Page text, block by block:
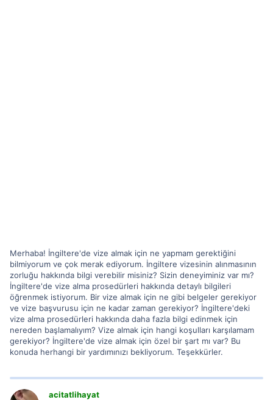
Merhaba! İngiltere'de vize almak için ne yapmam gerektiğini
bilmiyorum ve çok merak ediyorum. İngiltere vizesinin alınmasının
zorluğu hakkında bilgi verebilir misiniz? Sizin deneyiminiz var mı?
İngiltere'de vize alma prosedürleri hakkında detaylı bilgileri
öğrenmek istiyorum. Bir vize almak için ne gibi belgeler gerekiyor
ve vize başvurusu için ne kadar zaman gerekiyor? İngiltere'deki
vize alma prosedürleri hakkında daha fazla bilgi edinmek için
nereden başlamalıyım? Vize almak için hangi koşulları karşılamam
gerekiyor? İngiltere'de vize almak için özel bir şart mı var? Bu
konuda herhangi bir yardımınızı bekliyorum. Teşekkürler.
acitatlihayat